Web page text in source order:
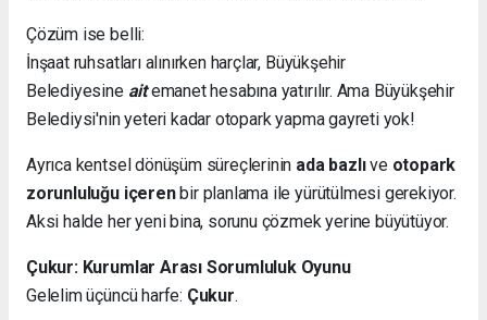
Çözüm ise belli:
İnşaat ruhsatları alınırken harçlar, Büyükşehir
Belediyesine aitemanet hesabına yatırılır. Ama Büyükşehir
Belediysi'nin yeteri kadar otopark yapma gayreti yok!
Ayrıca kentsel dönüşüm süreçlerinin ada bazlıve otopark
zorunluluğu içerenbir planlama ile yürütülmesi gerekiyor.
Aksi halde her yeni bina, sorunu çözmek yerine büyütüyor.
Çukur: Kurumlar Arası Sorumluluk Oyunu
Gelelim üçüncü harfe: Çukur.